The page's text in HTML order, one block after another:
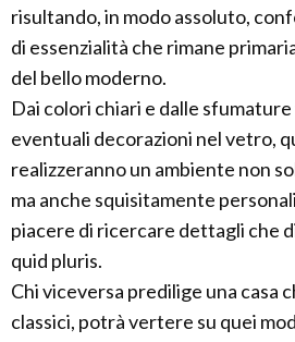
risultando, in modo assoluto,
di essenzialità che rimane
del bello moderno.
Dai colori chiari e dalle
eventuali decorazioni nel vetro,
realizzeranno un ambiente non
ma anche squisitamente
piacere di ricercare dettagli che
quid pluris.
Chi viceversa predilige una casa
classici, potrà vertere su quei